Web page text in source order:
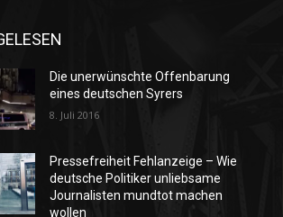
Die unerwünschte Offenbarung
eines deutschen Syrers
8. Juli 2016
Pressefreiheit Fehlanzeige – Wie
deutsche Politiker unliebsame
Journalisten mundtot machen
wollen